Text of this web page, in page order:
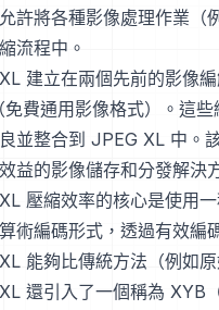
許將各種影像處理作業（
流程中。
建立在兩個先前的影像
費通用影像格式）。這
並整合到 JPEG XL 中。
益的影像儲存和分發解決
壓縮效率的核心是使用
術編碼形式，透過有效編
能夠比傳統方法（例如
還引入了一個稱為 XYB